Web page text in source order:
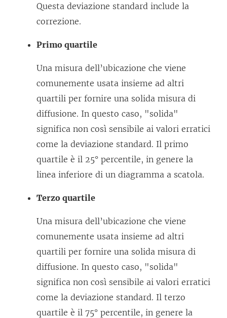
Questa deviazione standard include la
correzione.
Primo quartile
Una misura dell’ubicazione che viene
comunemente usata insieme ad altri
quartili per fornire una solida misura di
diffusione. In questo caso, "solida"
significa non così sensibile ai valori erratici
come la deviazione standard. Il primo
quartile è il 25° percentile, in genere la
linea inferiore di un diagramma a scatola.
Terzo quartile
Una misura dell’ubicazione che viene
comunemente usata insieme ad altri
quartili per fornire una solida misura di
diffusione. In questo caso, "solida"
significa non così sensibile ai valori erratici
come la deviazione standard. Il terzo
quartile è il 75° percentile, in genere la